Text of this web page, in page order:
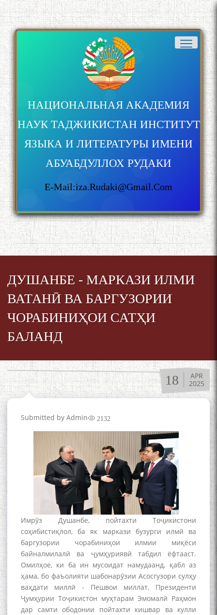
НАЦИОНАЛЬНАЯ АКАДЕМИЯ
НАУК ТАДЖИКИСТАН ИНСТИТУТ
ЯЗЫКА И ЛИТЕРАТУРЫ ИМЕНИ
АБУАБДУЛЛОХ РУДАКИ
E-Mail:iza.rudaki@gmail.com
ДУШАНБЕ - МАРКАЗИ ИЛМИ
ВАТАНӢ ВА БАРГУЗОРИИ
ЧОРАБИНИҲОИ САТҲИ
БАЛАНД
18
APR
2025
Submitted by Admin 2132
Имрӯз Душанбе, пойтахти Тоҷикистони
соҳибистиқлол, ба як маркази бузурги илмӣ ва
баргузории чорабиниҳои илмии миқёси
байналмилалӣ ва ҷумҳуриявӣ табдил ёфтааст.
Омилҳое, ки ба ин мусоидат намудаанд, қабл аз
ҳама, бо фаъолияти шабонарӯзии Асосгузори сулҳу
ваҳдати миллӣ - Пешвои миллат, Президенти
Ҷумҳурии Тоҷикистон муҳтарам Эмомалӣ Раҳмон
дар самти ободонии пойтахти кишвар ва кулли